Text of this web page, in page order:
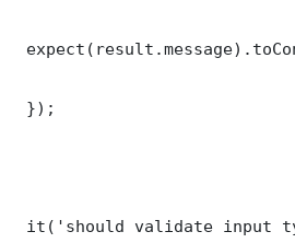
});
it('should validate input